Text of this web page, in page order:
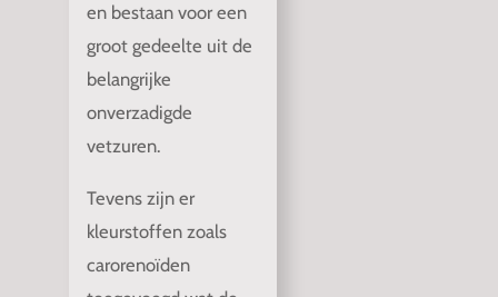
en bestaan voor een
groot gedeelte uit de
belangrijke
onverzadigde
vetzuren.
Tevens zijn er
kleurstoffen zoals
carorenoïden